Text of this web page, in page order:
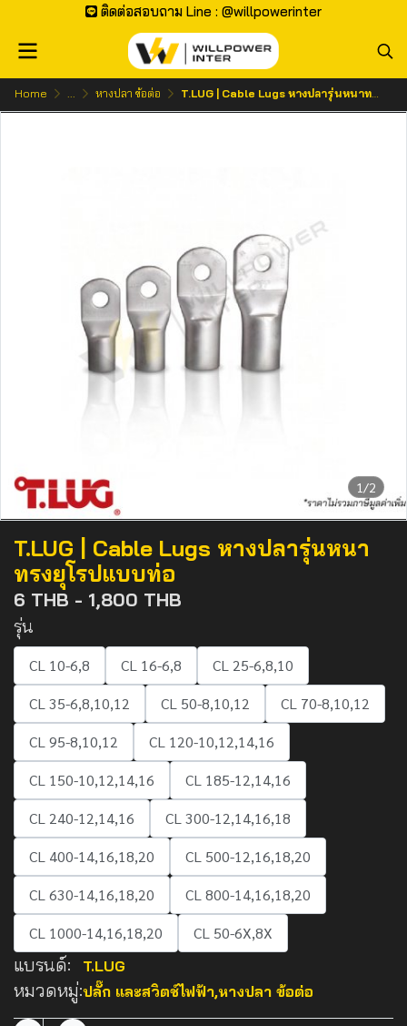
ติดต่อสอบถาม Line : @willpowerinter
Home ... หางปลา ข้อต่อ T.LUG | Cable Lugs หางปลารุ่นหนาทรงยุโรปแบบท่อ
1/2
T.LUG | Cable Lugs หางปลารุ่นหนา
ทรงยุโรปแบบท่อ
6 THB - 1,800 THB
รุ่น
CL 10-6,8 CL 16-6,8
CL 25-6,8,10
CL 35-6,8,10,12
CL 50-8,10,12
CL 70-8,10,12
CL 95-8,10,12
CL 120-10,12,14,16
CL 150-10,12,14,16
CL 185-12,14,16
CL 240-12,14,16
CL 300-12,14,16,18
CL 400-14,16,18,20
CL 500-12,16,18,20
CL 630-14,16,18,20
CL 800-14,16,18,20
CL 1000-14,16,18,20
CL 50-6X,8X
แบรนด์: T.LUG
หมวดหมู่:ปลั๊ก และสวิตช์ไฟฟ้า,หางปลา ข้อต่อ